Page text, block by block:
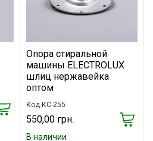
Опора стиральной
машины ELECTROLUX
шлиц нержавейка
оптом
Код КС-255
550,00 грн.
В наличии